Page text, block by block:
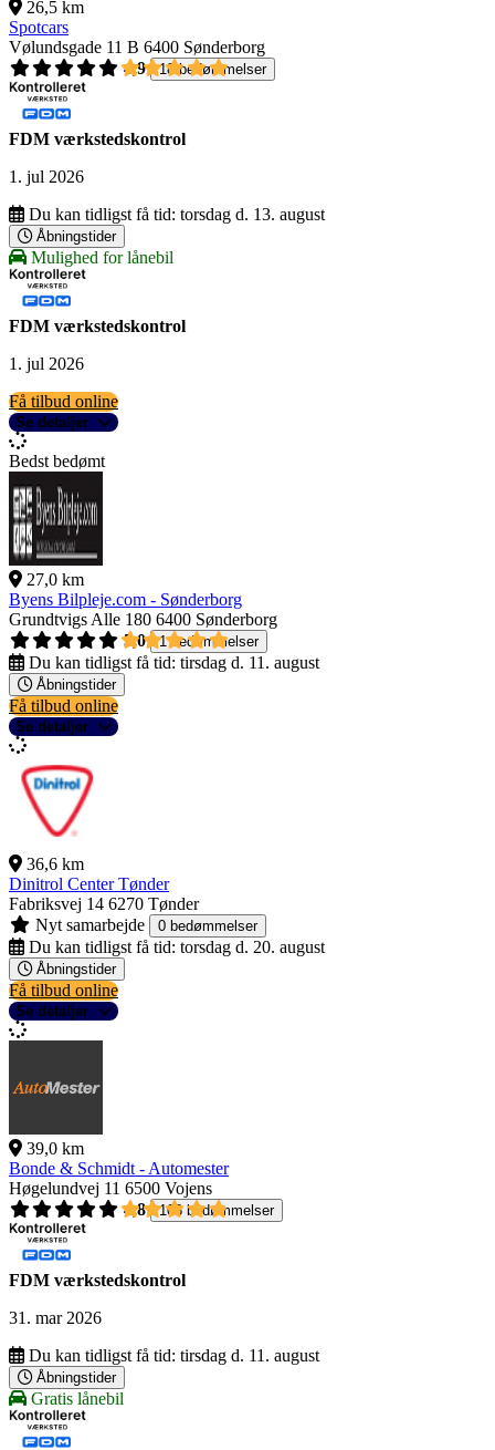
26,5 km
Spotcars
Vølundsgade 11 B 6400 Sønderborg
4,9
18 bedømmelser
FDM værkstedskontrol
1. jul 2026
Du kan tidligst få tid: torsdag d. 13. august
Åbningstider
Mulighed for lånebil
FDM værkstedskontrol
1. jul 2026
Få tilbud online
Se detaljer
Bedst bedømt
27,0 km
Byens Bilpleje.com - Sønderborg
Grundtvigs Alle 180 6400 Sønderborg
5,0
1 bedømmelser
Du kan tidligst få tid: tirsdag d. 11. august
Åbningstider
Få tilbud online
Se detaljer
36,6 km
Dinitrol Center Tønder
Fabriksvej 14 6270 Tønder
Nyt samarbejde
0 bedømmelser
Du kan tidligst få tid: torsdag d. 20. august
Åbningstider
Få tilbud online
Se detaljer
39,0 km
Bonde & Schmidt - Automester
Høgelundvej 11 6500 Vojens
4,8
108 bedømmelser
FDM værkstedskontrol
31. mar 2026
Du kan tidligst få tid: tirsdag d. 11. august
Åbningstider
Gratis lånebil